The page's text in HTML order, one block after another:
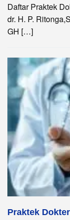
Daftar Praktek
dr. H. P.
GH […]
Praktek